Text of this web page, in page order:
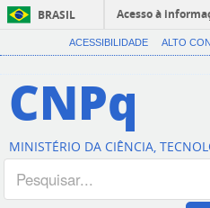
BRASIL
Acesso à
ACESSIBILIDADE ALTO
CNPq
MINISTÉRIO DA CIÊNCIA,